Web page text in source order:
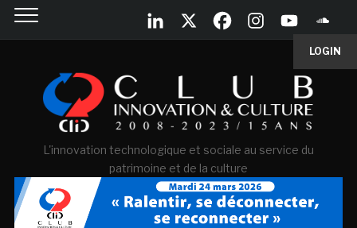
LOGIN
L'innovation technologique et sociale au service du
patrimoine et de la culture